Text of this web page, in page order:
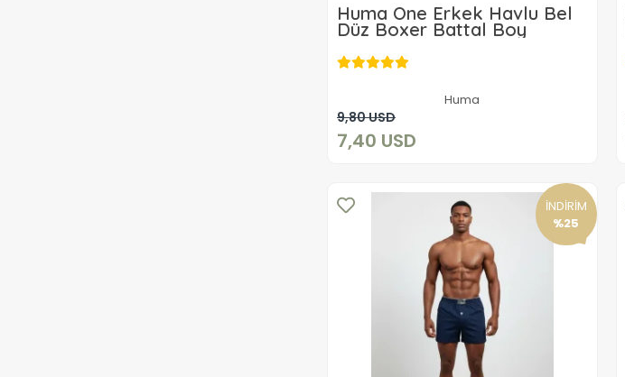
Huma One Erkek Havlu Bel
Düz Boxer Battal Boy
Huma
9,80 USD
7,40 USD
İNDİRİM
%25